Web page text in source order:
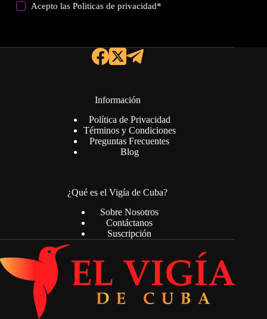
Acepto lasPoliticas de privacidad*
Información
Política de Privacidad
Términos y Condiciones
Preguntas Frecuentes
Blog
¿Qué es el Vigía de Cuba?
Sobre Nosotros
Contáctanos
Suscripción